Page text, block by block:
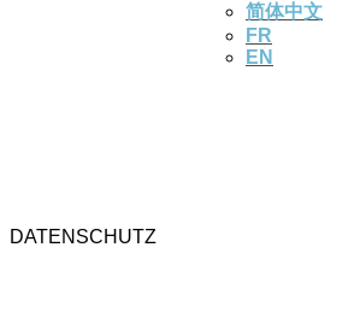
简体中文
FR
EN
DATENSCHUTZ